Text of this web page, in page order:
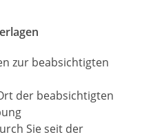
zur beabsichtigten
der beabsichtigten
Sie seit der